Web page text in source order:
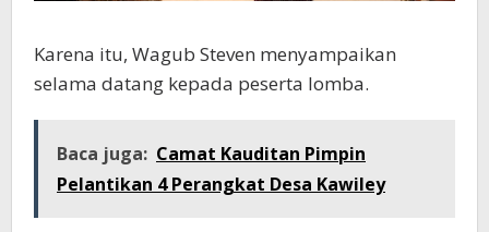
Karena itu, Wagub Steven menyampaikan
selama datang kepada peserta lomba.
Baca juga: Camat Kauditan Pimpin
Pelantikan 4 Perangkat Desa Kawiley